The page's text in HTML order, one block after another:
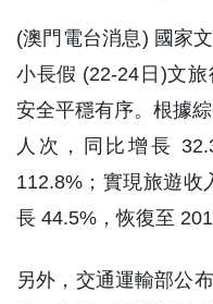
(澳門電台消息) 國家
小長假 (22-24日)文
安全平穩有序。根據
人次，同比增長
112.8%；實現旅遊收
長 44.5%，恢復至
另外，交通運輸部公